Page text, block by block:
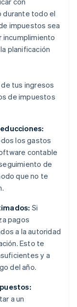
durante todo el
impuestos sea
incumplimiento
planificación
tus ingresos
de impuestos
los gastos
contable
de
que no te
Si
pagos
a la autoridad
Esto te
y a
del año.
a un